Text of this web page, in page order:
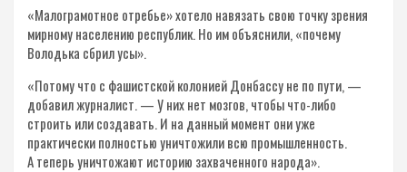
«Малограмотное отребье» хотело навязать свою точку зрения
мирному населению республик. Но им объяснили, «почему
Володька сбрил усы».
«Потому что с фашистской колонией Донбассу не по пути, —
добавил журналист. — У них нет мозгов, чтобы что-либо
строить или создавать. И на данный момент они уже
практически полностью уничтожили всю промышленность.
А теперь уничтожают историю захваченного народа».